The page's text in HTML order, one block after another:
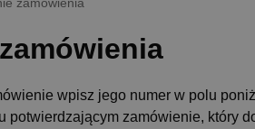
zamówienia
wpisz jego numer w polu
potwierdzającym zamówienie, który